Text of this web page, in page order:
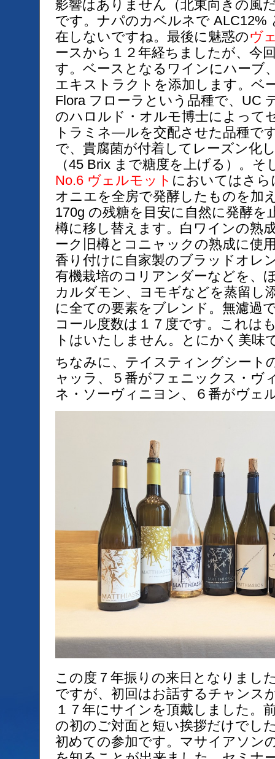
影響はありません（北東向きの風
です。ナパのカベルネで ALC12%
在しないですね。最後に魅惑のヴ
ースから１２年経ちましたが、今
す。ベースとなるワインにハーブ
エキストラクトを添加します。ベ
Flora フローラという品種で、UC
のハロルド・オルモ博士によって
トラミネ―ルを交配させた品種で
で、貴腐菌が付着してレーズン化
（45 Brix まで糖度を上げる）。
No.6 ヴェルモット においてはさ
オニエを全房で発酵したものを加
170g の残糖を目安に自然に発酵を
樽に移し替えます。白ワインの熟
ーク旧樽とコニャックの熟成に使
香り付けに自家製のブラッドオレ
有機栽培のコリアンダーなどを、
カルダモン、ヨモギなどを蒸留し
に全ての要素をブレンド。無濾過
コール度数は１７度です。これは
トはいたしません。とにかく美味
ちなみに、テイスティングシート
ャッラ、５番がフェニックス・ヴ
ネ・ソーヴィニヨン、６番がヴェ
この度７年振りの来日となりまし
ですが、初回はお話するチャンス
１７年にサインを頂戴しました。
の初のご対面と短い挨拶だけでし
初めての参加です。マサイアソン